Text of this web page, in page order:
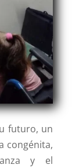
futuro, un
congénita,
y el